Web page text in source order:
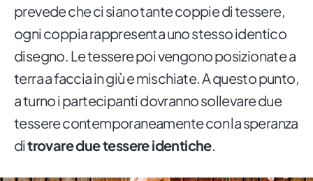
prevede che ci siano tante coppie di tessere,
ogni coppia rappresenta uno stesso identico
disegno. Le tessere poi vengono posizionate a
terra a faccia in giù e mischiate. A questo punto,
a turno i partecipanti dovranno sollevare due
tessere contemporaneamente con la speranza
ditrovare due tessere identiche.